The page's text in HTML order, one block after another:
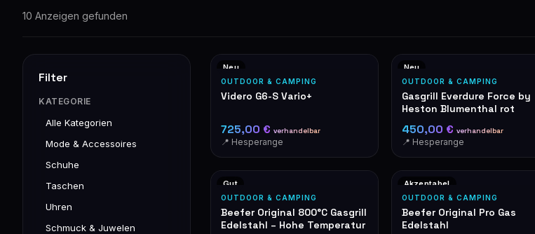
10 Anzeigen gefunden
Filter
KATEGORIE
Alle Kategorien
Mode & Accessoires
Schuhe
Taschen
Uhren
Schmuck & Juwelen
Neu
OUTDOOR & CAMPING
Videro G6-S Vario+
725,00 € verhandelbar
📍 Hesperange
Neu
OUTDOOR & CAMPING
Gasgrill Everdure Force by
Heston Blumenthal rot
450,00 € verhandelbar
📍 Hesperange
Gut
OUTDOOR & CAMPING
Beefer Original 800°C Gasgrill
Edelstahl – Hohe Temperatur
Akzeptabel
OUTDOOR & CAMPING
Beefer Original Pro Gas
Edelstahl